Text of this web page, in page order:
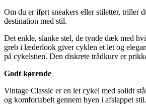
Om du er iført sneakers eller stiletter, triller
destination med stil.
Det enkle, slanke stel, de tynde dæk med
greb i læderlook giver cyklen et let og
på cykelstien. Den diskrete trådkurv er
Godt kørende
Vintage Classic er en let cykel med solidt
og komfortabelt gennem byen i afslappet stil.